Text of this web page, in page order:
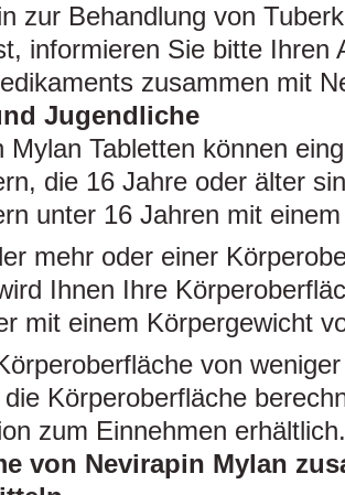
zur Behandlung von
informieren Sie bitte Ihren
zusammen mit
Jugendliche
Mylan Tabletten können
die 16 Jahre oder älter
unter 16 Jahren mit
mehr oder einer
Ihnen Ihre
mit einem Körpergewicht
von
Körperoberfläche
zum Einnehmen erhältlich.
von Nevirapin Mylan